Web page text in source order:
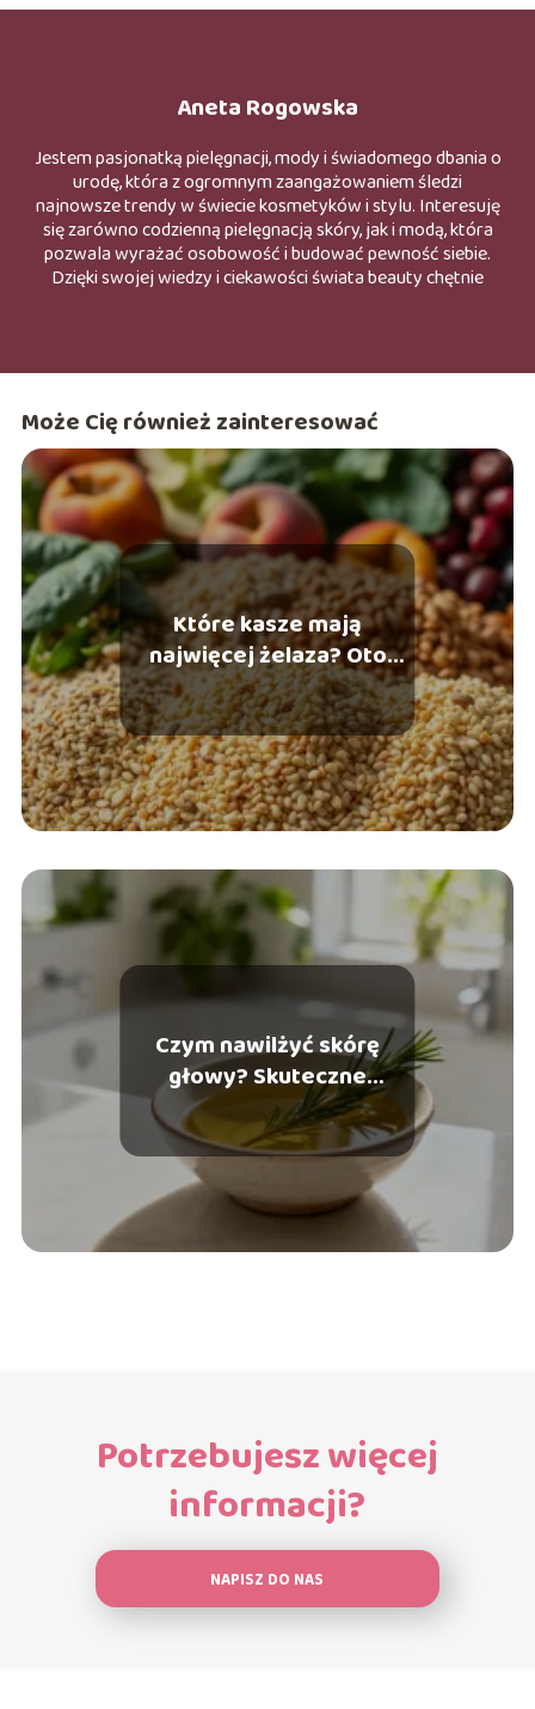
Aneta Rogowska
Jestem pasjonatką pielęgnacji, mody i świadomego dbania o
urodę, która z ogromnym zaangażowaniem śledzi
najnowsze trendy w świecie kosmetyków i stylu. Interesuję
się zarówno codzienną pielęgnacją skóry, jak i modą, która
pozwala wyrażać osobowość i budować pewność siebie.
Dzięki swojej wiedzy i ciekawości świata beauty chętnie
oraz stylu, wierząc, że odpowiednio dobrane kosmetyki i
trendami, ale jednocześnie promuje wygodę, naturalność i
autentyczność. W wolnym czasie lubię testować nowe
kosmetyki, śledzić nowinki ze świata mody oraz dzielić się
inspiracjami związanymi z urodą i stylem życia.
Może Cię również zainteresować
Które kasze mają
najwięcej żelaza? Oto
najlepsze wybory
Czym nawilżyć skórę
głowy? Skuteczne
domowe sposoby
Potrzebujesz więcej
informacji?
NAPISZ DO NAS